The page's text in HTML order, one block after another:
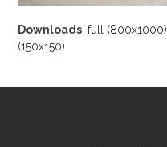
Downloads:full (800x1000)
(150x150)